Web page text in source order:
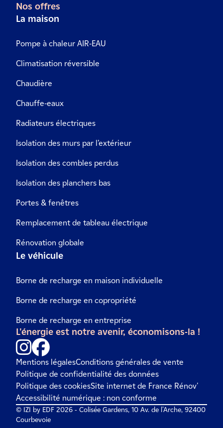
Nos offres
La maison
Pompe à chaleur AIR-EAU
Climatisation réversible
Chaudière
Chauffe-eaux
Radiateurs électriques
Isolation des murs par l’extérieur
Isolation des combles perdus
Isolation des planchers bas
Portes & fenêtres
Remplacement de tableau électrique
Rénovation globale
Le véhicule
Borne de recharge en maison individuelle
Borne de recharge en copropriété
Borne de recharge en entreprise
L'énergie est notre avenir, économisons-la !
Mentions légalesConditions générales de vente
Politique de confidentialité des données
Politique des cookiesSite internet de France Rénov'
Accessibilité numérique : non conforme
© IZI by EDF 2026 - Colisée Gardens, 10 Av. de l'Arche, 92400
Courbevoie